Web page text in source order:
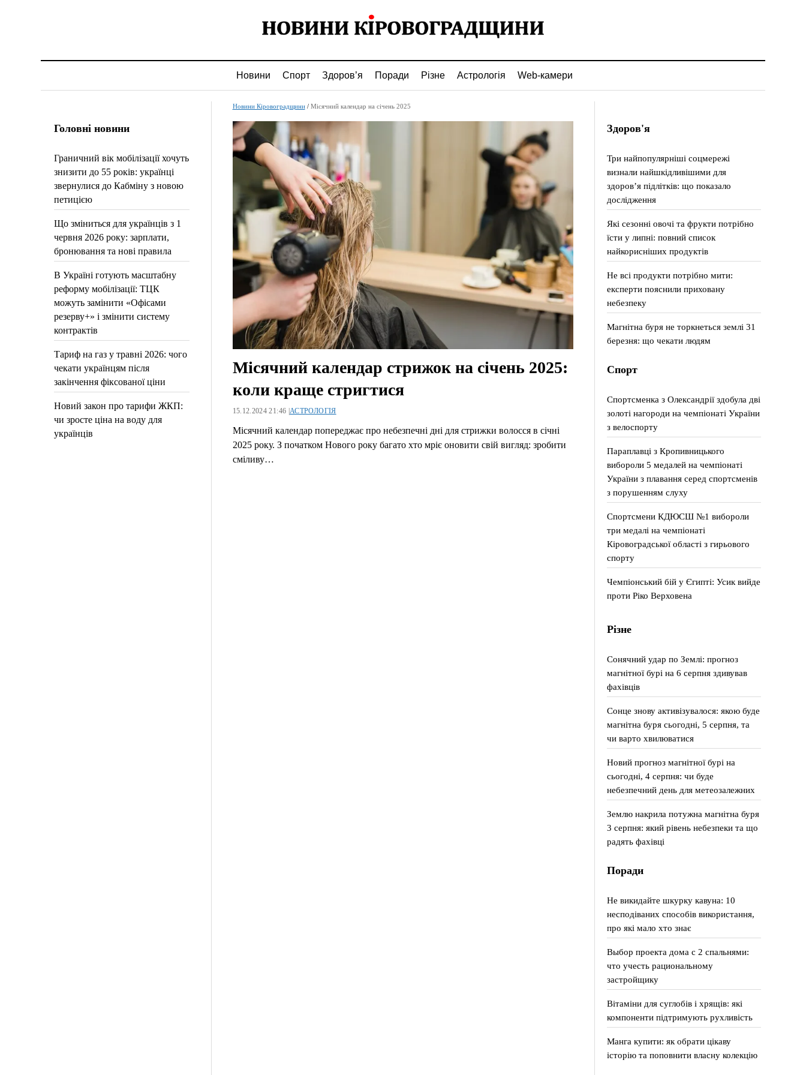
Новини Спорт Здоров’я Поради Різне Астрологія Web-камери
Головні новини
Граничний вік мобілізації хочуть
знизити до 55 років: українці
звернулися до Кабміну з новою
петицією
Що зміниться для українців з 1
червня 2026 року: зарплати,
бронювання та нові правила
В Україні готують масштабну
реформу мобілізації: ТЦК
можуть замінити «Офісами
резерву+» і змінити систему
контрактів
Тариф на газ у травні 2026: чого
чекати українцям після
закінчення фіксованої ціни
Новий закон про тарифи ЖКП:
чи зросте ціна на воду для
українців
Новини Кіровоградщини/ Місячний календар на січень 2025
Місячний календар стрижок на січень 2025:
коли краще стригтися
15.12.2024 21:46 |АСТРОЛОГІЯ
Місячний календар попереджає про небезпечні дні для стрижки волосся в січні
2025 року. З початком Нового року багато хто мріє оновити свій вигляд: зробити
сміливу…
Здоров'я
Три найпопулярніші соцмережі
визнали найшкідливішими для
здоров’я підлітків: що показало
дослідження
Які сезонні овочі та фрукти потрібно
їсти у липні: повний список
найкорисніших продуктів
Не всі продукти потрібно мити:
експерти пояснили приховану
небезпеку
Магнітна буря не торкнеться землі 31
березня: що чекати людям
Спорт
Спортсменка з Олександрії здобула дві
золоті нагороди на чемпіонаті України
з велоспорту
Параплавці з Кропивницького
вибороли 5 медалей на чемпіонаті
України з плавання серед спортсменів
з порушенням слуху
Спортсмени КДЮСШ №1 вибороли
три медалі на чемпіонаті
Кіровоградської області з гирьового
спорту
Чемпіонський бій у Єгипті: Усик вийде
проти Ріко Верховена
Різне
Сонячний удар по Землі: прогноз
магнітної бурі на 6 серпня здивував
фахівців
Сонце знову активізувалося: якою буде
магнітна буря сьогодні, 5 серпня, та
чи варто хвилюватися
Новий прогноз магнітної бурі на
сьогодні, 4 серпня: чи буде
небезпечний день для метеозалежних
Землю накрила потужна магнітна буря
3 серпня: який рівень небезпеки та що
радять фахівці
Поради
Не викидайте шкурку кавуна: 10
несподіваних способів використання,
про які мало хто знає
Выбор проекта дома с 2 спальнями:
что учесть рациональному
застройщику
Вітаміни для суглобів і хрящів: які
компоненти підтримують рухливість
Манга купити: як обрати цікаву
історію та поповнити власну колекцію